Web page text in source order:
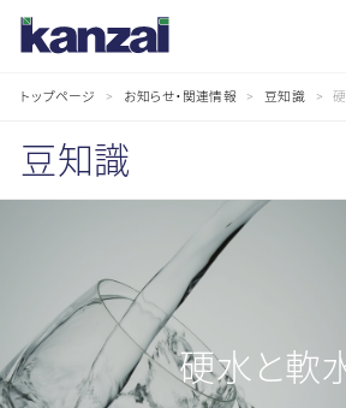
トップページ お知らせ・関連情報 豆知識
お
知
ら
関
豆知識
硬水と軟